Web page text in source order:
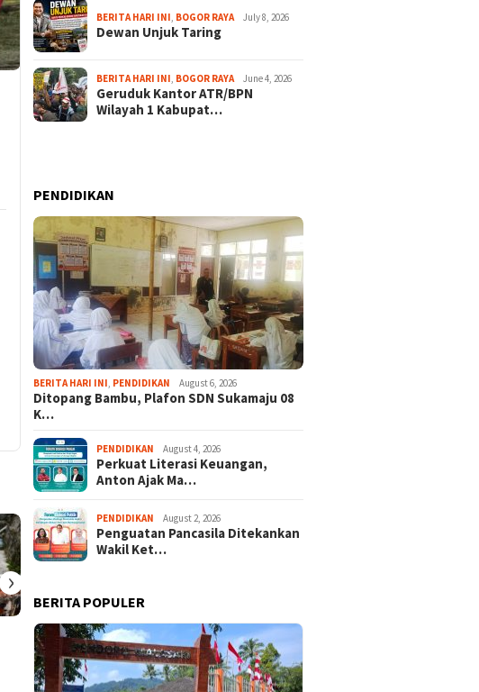
Ekspedisi Bogor Biru di
Pangradin Bangun Kesadaran
Masyarakat Sungai Bebas
Sampah
Jelang Mukab IX KADIN
Kabupaten Bogor, PHRI Bulat
Dukung Ridwan Rusliadi
›
BERITA HARI INI BOGOR RAYA July 8, 2026
Dewan Unjuk Taring
BERITA HARI INI BOGOR RAYA June 4, 2026
Geruduk Kantor ATR/BPN
Wilayah 1 Kabupat…
PENDIDIKAN
BERITA HARI INI PENDIDIKAN August 6, 2026
Ditopang Bambu, Plafon SDN Sukamaju 08
K…
PENDIDIKAN August 4, 2026
Perkuat Literasi Keuangan,
Anton Ajak Ma…
PENDIDIKAN August 2, 2026
Penguatan Pancasila Ditekankan
Wakil Ket…
BERITA POPULER